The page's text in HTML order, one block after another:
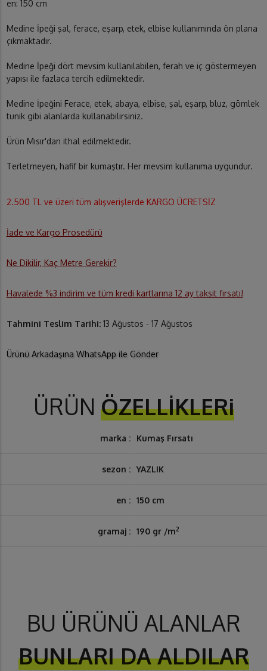
en: 150 cm
Medine İpeği şal, ferace, eşarp, etek, elbise kullanımında ön plana
çıkmaktadır.
Medine İpeği dört mevsim kullanılabilen, ferah ve iç göstermeyen
yapısı ile fazlaca tercih edilmektedir.
Medine İpeğini Ferace, etek, abaya, elbise, şal, eşarp, bluz, gömlek
tunik gibi alanlarda kullanabilirsiniz.
Ürün Mısır'dan ithal edilmektedir.
Terletmeyen, hafif bir kumaştır. Her mevsim kullanıma uygundur.
2.500 TL ve üzeri tüm alışverişlerde KARGO ÜCRETSİZ
İade ve Kargo Prosedürü
Ne Dikilir, Kaç Metre Gerekir?
Havalede %3 indirim ve tüm kredi kartlarına 12 ay taksit fırsatı!
Tahmini Teslim Tarihi: 13 Ağustos - 17 Ağustos
Ürünü Arkadaşına WhatsApp ile Gönder
ÜRÜN ÖZELLİKLERi
marka : Kumaş Fırsatı
sezon : YAZLIK
en : 150 cm
gramaj : 190 gr /m2
BU ÜRÜNÜ ALANLAR
BUNLARI DA ALDILAR